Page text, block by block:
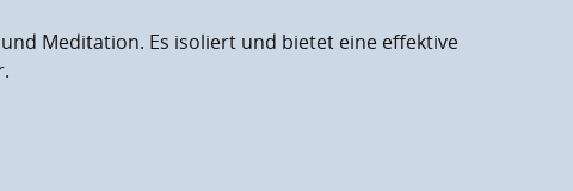
Meditation. Es isoliert und bietet eine effektive